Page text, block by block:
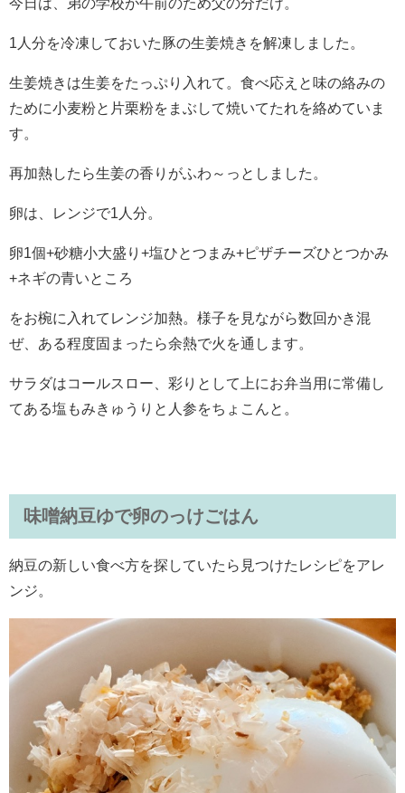
今日は、弟の学校が午前のため父の分だけ。
1人分を冷凍しておいた豚の生姜焼きを解凍しました。
生姜焼きは生姜をたっぷり入れて。食べ応えと味の絡みの
ために小麦粉と片栗粉をまぶして焼いてたれを絡めていま
す。
再加熱したら生姜の香りがふわ～っとしました。
卵は、レンジで1人分。
卵1個+砂糖小大盛り+塩ひとつまみ+ピザチーズひとつかみ
+ネギの青いところ
をお椀に入れてレンジ加熱。様子を見ながら数回かき混
ぜ、ある程度固まったら余熱で火を通します。
サラダはコールスロー、彩りとして上にお弁当用に常備し
てある塩もみきゅうりと人参をちょこんと。
味噌納豆ゆで卵のっけごはん
納豆の新しい食べ方を探していたら見つけたレシピをアレ
ンジ。